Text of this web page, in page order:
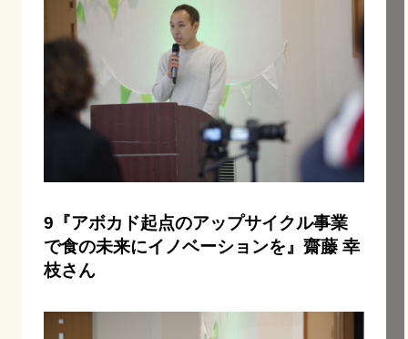
9『アボカド起点のアップサイクル事業
で食の未来にイノベーションを』齋藤 幸
枝さん